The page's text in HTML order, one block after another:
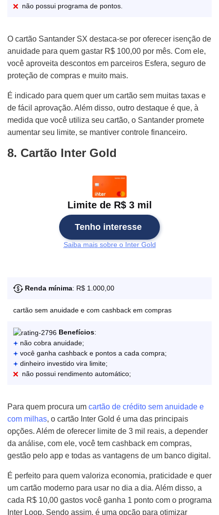
não possui programa de pontos.
O cartão Santander SX destaca-se por oferecer isenção de
anuidade para quem gastar R$ 100,00 por mês. Com ele,
você aproveita descontos em parceiros Esfera, seguro de
proteção de compras e muito mais.
É indicado para quem quer um cartão sem muitas taxas e
de fácil aprovação. Além disso, outro destaque é que, à
medida que você utiliza seu cartão, o Santander promete
aumentar seu limite, se mantiver controle financeiro.
8. Cartão Inter Gold
Limite de R$ 3 mil
Tenho interesse
Saiba mais sobre o Inter Gold
Renda mínima: R$ 1.000,00
cartão sem anuidade e com cashback em compras
Benefícios:
não cobra anuidade;
você ganha cashback e pontos a cada compra;
dinheiro investido vira limite;
não possui rendimento automático;
Para quem procura um cartão de crédito sem anuidade e
com milhas, o cartão Inter Gold é uma das principais
opções. Além de oferecer limite de 3 mil reais, a depender
da análise, com ele, você tem cashback em compras,
gestão pelo app e todas as vantagens de um banco digital.
É perfeito para quem valoriza economia, praticidade e quer
um cartão moderno para usar no dia a dia. Além disso, a
cada R$ 10,00 gastos você ganha 1 ponto com o programa
Inter Loop. Sendo assim, é uma opção para otimizar